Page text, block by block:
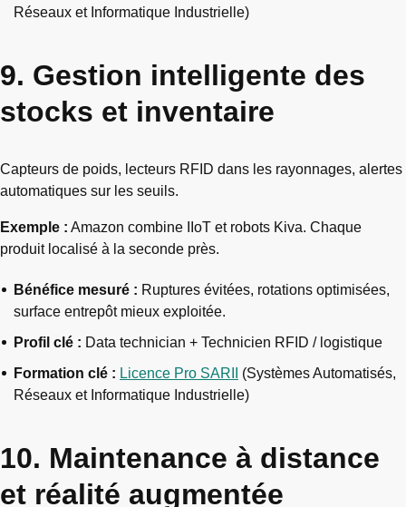
Réseaux et Informatique Industrielle)
9. Gestion intelligente des
stocks et inventaire
Capteurs de poids, lecteurs RFID dans les rayonnages, alertes
automatiques sur les seuils.
Exemple : Amazon combine IIoT et robots Kiva. Chaque
produit localisé à la seconde près.
Bénéfice mesuré : Ruptures évitées, rotations optimisées,
surface entrepôt mieux exploitée.
Profil clé : Data technician + Technicien RFID / logistique
Formation clé : Licence Pro SARII
(Systèmes Automatisés,
Réseaux et Informatique Industrielle)
10. Maintenance à distance
et réalité augmentée